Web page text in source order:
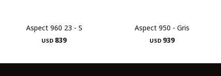
Aspect 960 23 - S
USD 839
Aspect 950 - Gris
USD 939